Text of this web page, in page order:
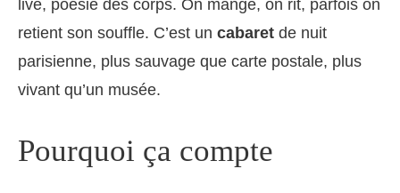
live, poésie des corps. On mange, on rit, parfois on
retient son souffle. C’est un cabaret de nuit
parisienne, plus sauvage que carte postale, plus
vivant qu’un musée.
Pourquoi ça compte